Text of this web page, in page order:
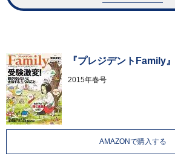
『プレジデントFamily』
2015年春号
AMAZONで購入する